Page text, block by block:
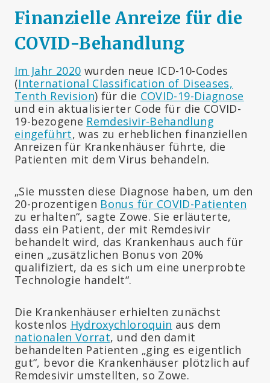
Finanzielle Anreize für die
COVID-Behandlung
Im Jahr 2020 wurden neue ICD-10-Codes
(International Classification of Diseases,
Tenth Revision) für die COVID-19-Diagnose
und ein aktualisierter Code für die COVID-
19-bezogene Remdesivir-Behandlung
eingeführt, was zu erheblichen finanziellen
Anreizen für Krankenhäuser führte, die
Patienten mit dem Virus behandeln.
„Sie mussten diese Diagnose haben, um den
20-prozentigen Bonus für COVID-Patienten
zu erhalten“, sagte Zowe. Sie erläuterte,
dass ein Patient, der mit Remdesivir
behandelt wird, das Krankenhaus auch für
einen „zusätzlichen Bonus von 20%
qualifiziert, da es sich um eine unerprobte
Technologie handelt“.
Die Krankenhäuser erhielten zunächst
kostenlos Hydroxychloroquin aus dem
nationalen Vorrat, und den damit
behandelten Patienten „ging es eigentlich
gut“, bevor die Krankenhäuser plötzlich auf
Remdesivir umstellten, so Zowe.